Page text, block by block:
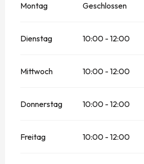
Montag Geschlossen
Dienstag 10:00 - 12:00
Mittwoch 10:00 - 12:00
Donnerstag 10:00 - 12:00
Freitag 10:00 - 12:00